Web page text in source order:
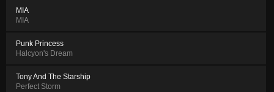
MIA
MIA
Punk Princess
Halcyon's Dream
Tony And The Starship
Perfect Storm